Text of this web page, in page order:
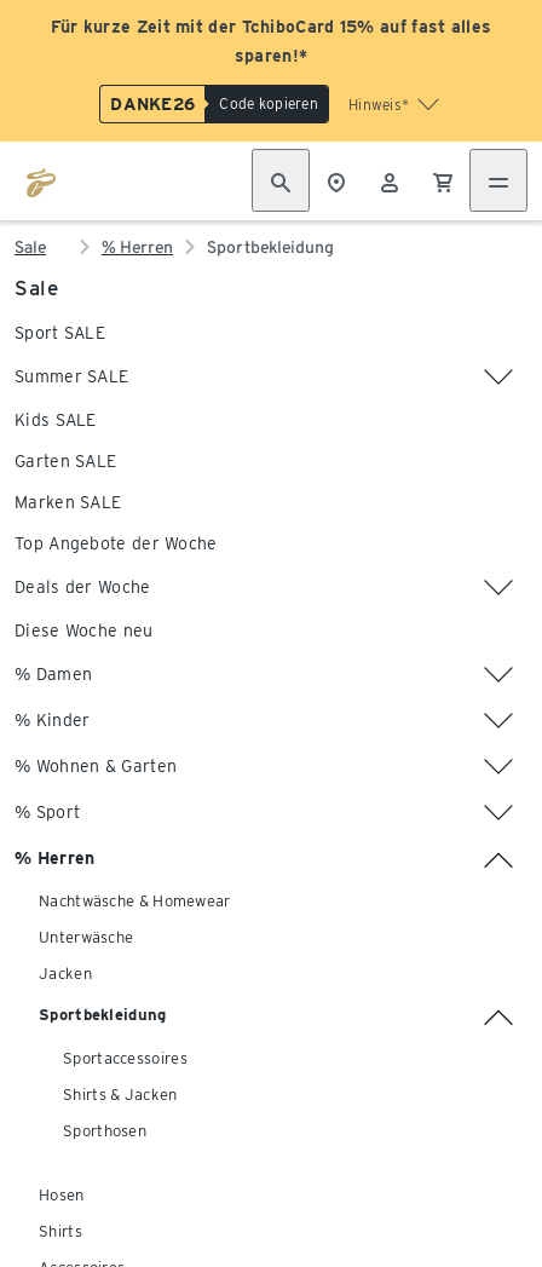
Für kurze Zeit mit der TchiboCard 15% auf fast alles
sparen!*
DANKE26 Code kopieren Hinweis*
Sale % Herren Sportbekleidung
Sale
Sport SALE
Summer SALE
Kids SALE
Garten SALE
Marken SALE
Top Angebote der Woche
Deals der Woche
Diese Woche neu
% Damen
% Kinder
% Wohnen & Garten
% Sport
% Herren
Nachtwäsche & Homewear
Unterwäsche
Jacken
Sportbekleidung
Sportaccessoires
Shirts & Jacken
Sporthosen
Hosen
Shirts